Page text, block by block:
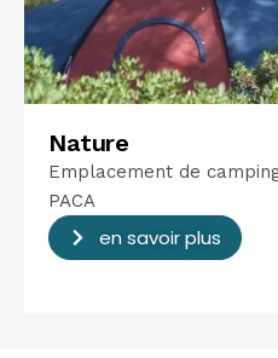
Nature
Emplacement de
PACA
en savoir plus